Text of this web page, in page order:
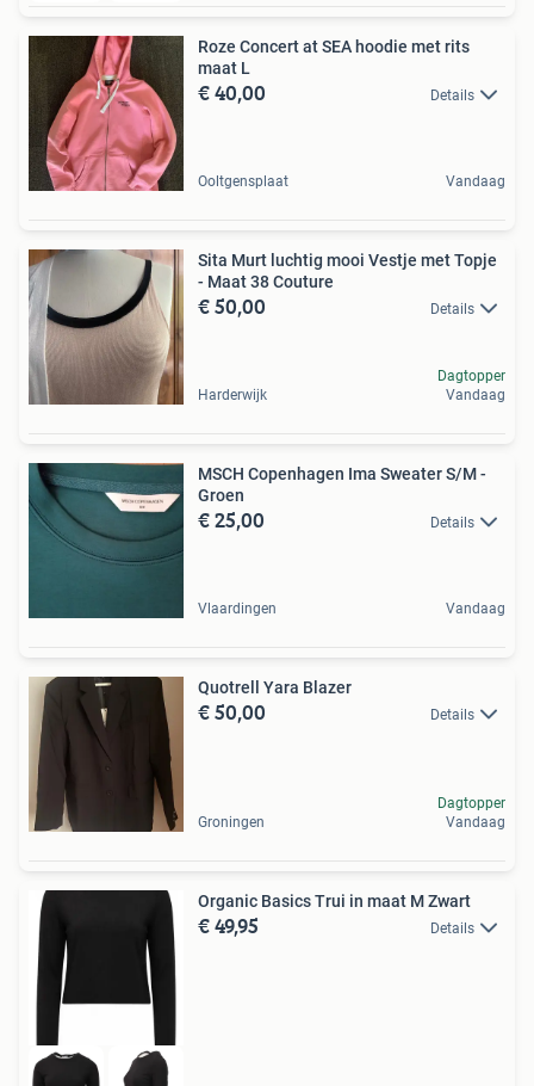
Roze Concert at SEA hoodie met rits
maat L
€ 40,00 Details
Ooltgensplaat Vandaag
Sita Murt luchtig mooi Vestje met Topje
- Maat 38 Couture
€ 50,00 Details
Harderwijk
Dagtopper
Vandaag
MSCH Copenhagen Ima Sweater S/M -
Groen
€ 25,00 Details
Vlaardingen Vandaag
Quotrell Yara Blazer
€ 50,00 Details
Groningen
Dagtopper
Vandaag
Organic Basics Trui in maat M Zwart
€ 49,95 Details